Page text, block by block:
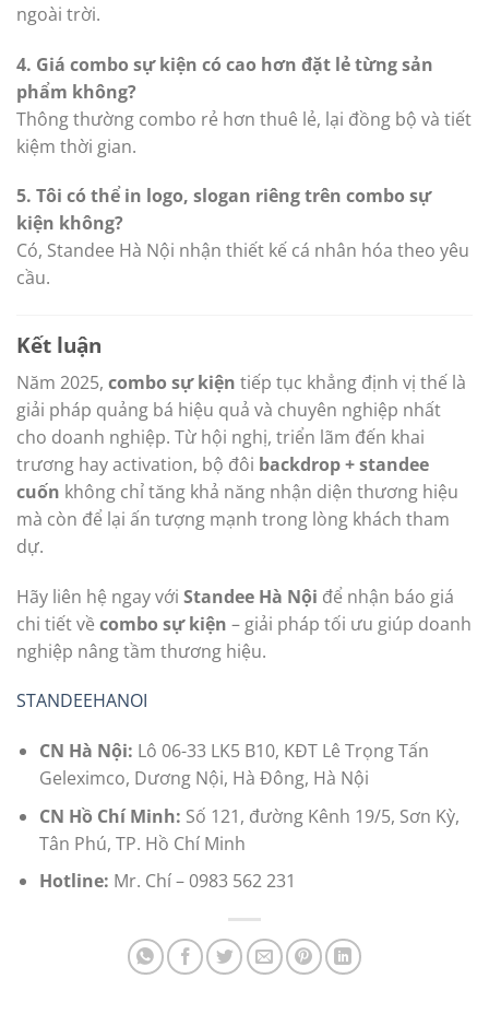
ngoài trời.
4. Giá combo sự kiện có cao hơn đặt lẻ từng sản
phẩm không?
Thông thường combo rẻ hơn thuê lẻ, lại đồng bộ và tiết
kiệm thời gian.
5. Tôi có thể in logo, slogan riêng trên combo sự
kiện không?
Có, Standee Hà Nội nhận thiết kế cá nhân hóa theo yêu
cầu.
Kết luận
Năm 2025, combo sự kiện tiếp tục khẳng định vị thế là
giải pháp quảng bá hiệu quả và chuyên nghiệp nhất
cho doanh nghiệp. Từ hội nghị, triển lãm đến khai
trương hay activation, bộ đôi backdrop + standee
cuốn không chỉ tăng khả năng nhận diện thương hiệu
mà còn để lại ấn tượng mạnh trong lòng khách tham
dự.
Hãy liên hệ ngay với Standee Hà Nội để nhận báo giá
chi tiết về combo sự kiện – giải pháp tối ưu giúp doanh
nghiệp nâng tầm thương hiệu.
STANDEEHANOI
CN Hà Nội: Lô 06-33 LK5 B10, KĐT Lê Trọng Tấn
Geleximco, Dương Nội, Hà Đông, Hà Nội
CN Hồ Chí Minh: Số 121, đường Kênh 19/5, Sơn Kỳ,
Tân Phú, TP. Hồ Chí Minh
Hotline: Mr. Chí – 0983 562 231